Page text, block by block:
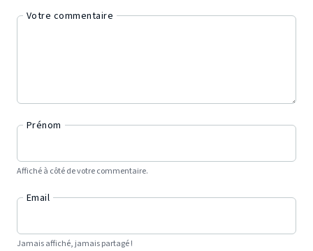
Votre commentaire
Prénom
Affiché à côté de votre commentaire.
Email
Jamais affiché, jamais partagé !